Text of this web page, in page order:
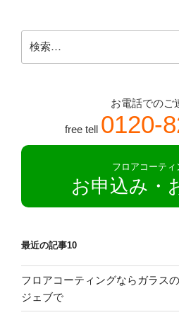
索:
お電話でのご
free tell 0120-
フロアコーティ
お申込み・
最近の記事10
フロアコーティングならガラス
ジェブで